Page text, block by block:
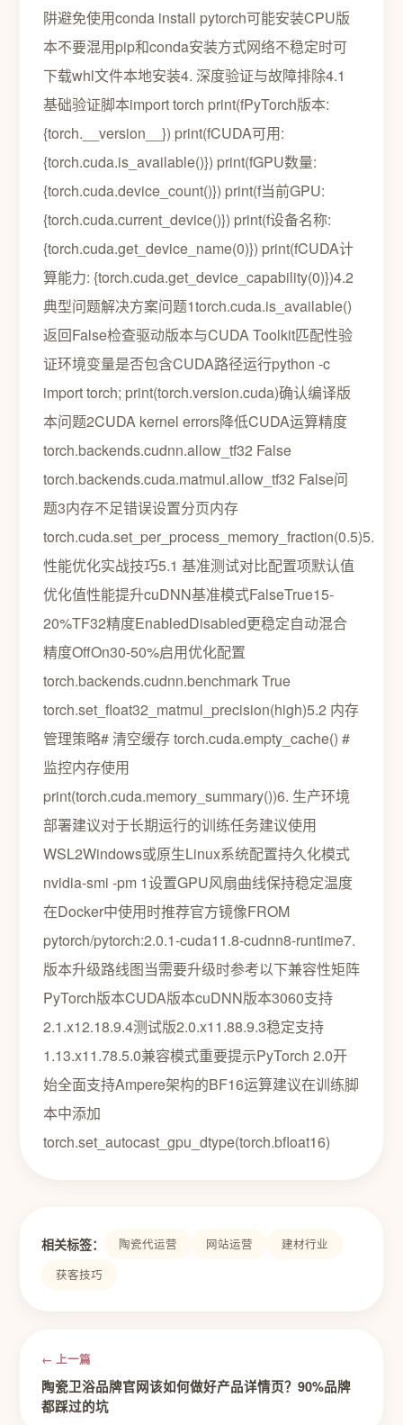
阱避免使用conda install pytorch可能安装CPU版
本不要混用pip和conda安装方式网络不稳定时可
下载whl文件本地安装4. 深度验证与故障排除4.1
基础验证脚本import torch print(fPyTorch版本:
{torch.__version__}) print(fCUDA可用:
{torch.cuda.is_available()}) print(fGPU数量:
{torch.cuda.device_count()}) print(f当前GPU:
{torch.cuda.current_device()}) print(f设备名称:
{torch.cuda.get_device_name(0)}) print(fCUDA计
算能力: {torch.cuda.get_device_capability(0)})4.2
典型问题解决方案问题1torch.cuda.is_available()
返回False检查驱动版本与CUDA Toolkit匹配性验
证环境变量是否包含CUDA路径运行python -c
import torch; print(torch.version.cuda)确认编译版
本问题2CUDA kernel errors降低CUDA运算精度
torch.backends.cudnn.allow_tf32 False
torch.backends.cuda.matmul.allow_tf32 False问
题3内存不足错误设置分页内存
torch.cuda.set_per_process_memory_fraction(0.5)5.
性能优化实战技巧5.1 基准测试对比配置项默认值
优化值性能提升cuDNN基准模式FalseTrue15-
20%TF32精度EnabledDisabled更稳定自动混合
精度OffOn30-50%启用优化配置
torch.backends.cudnn.benchmark True
torch.set_float32_matmul_precision(high)5.2 内存
管理策略# 清空缓存 torch.cuda.empty_cache() #
监控内存使用
print(torch.cuda.memory_summary())6. 生产环境
部署建议对于长期运行的训练任务建议使用
WSL2Windows或原生Linux系统配置持久化模式
nvidia-smi -pm 1设置GPU风扇曲线保持稳定温度
在Docker中使用时推荐官方镜像FROM
pytorch/pytorch:2.0.1-cuda11.8-cudnn8-runtime7.
版本升级路线图当需要升级时参考以下兼容性矩阵
PyTorch版本CUDA版本cuDNN版本3060支持
2.1.x12.18.9.4测试版2.0.x11.88.9.3稳定支持
1.13.x11.78.5.0兼容模式重要提示PyTorch 2.0开
始全面支持Ampere架构的BF16运算建议在训练脚
本中添加
torch.set_autocast_gpu_dtype(torch.bfloat16)
相关标签： 陶瓷代运营 网站运营
建材行业
获客技巧
← 上一篇
陶瓷卫浴品牌官网该如何做好产品详情页？90%品牌
都踩过的坑